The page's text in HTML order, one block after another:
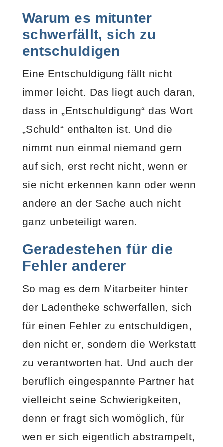
Warum es mitunter
schwerfällt, sich zu
entschuldigen
Eine Entschuldigung fällt nicht
immer leicht. Das liegt auch daran,
dass in „Entschuldigung“ das Wort
„Schuld“ enthalten ist. Und die
nimmt nun einmal niemand gern
auf sich, erst recht nicht, wenn er
sie nicht erkennen kann oder wenn
andere an der Sache auch nicht
ganz unbeteiligt waren.
Geradestehen für die
Fehler anderer
So mag es dem Mitarbeiter hinter
der Ladentheke schwerfallen, sich
für einen Fehler zu entschuldigen,
den nicht er, sondern die Werkstatt
zu verantworten hat. Und auch der
beruflich eingespannte Partner hat
vielleicht seine Schwierigkeiten,
denn er fragt sich womöglich, für
wen er sich eigentlich abstrampelt,